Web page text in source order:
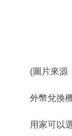
(圖片來源
外幣兌換
用家可以